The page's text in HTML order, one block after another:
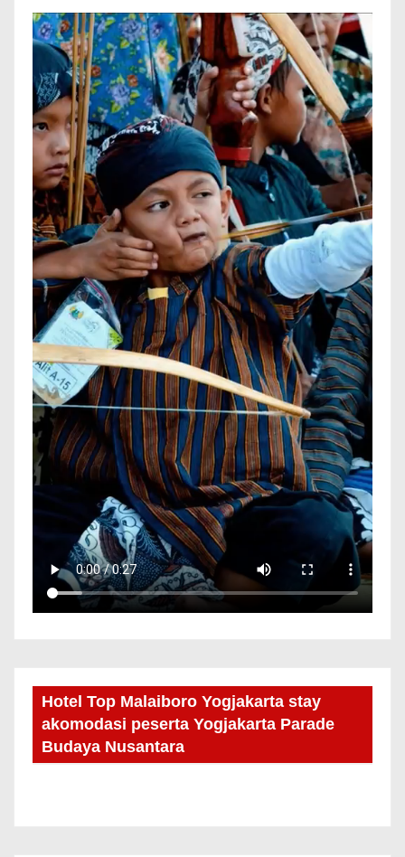
Hotel Top Malaiboro Yogjakarta stay
akomodasi peserta Yogjakarta Parade
Budaya Nusantara